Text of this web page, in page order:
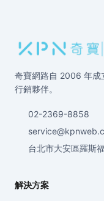
奇寶網路自 2006 年成
行銷夥伴。
02-2369-8858
台北市大安區羅斯
解決方案